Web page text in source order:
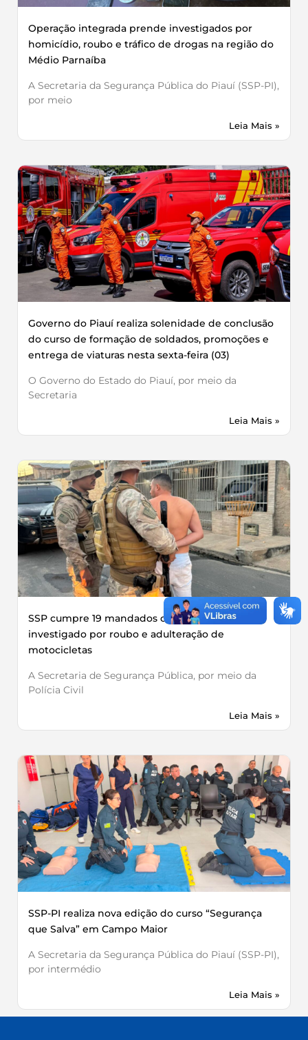
Operação integrada prende investigados por
homicídio, roubo e tráfico de drogas na região do
Médio Parnaíba
A Secretaria da Segurança Pública do Piauí (SSP-PI),
por meio
Leia Mais »
Governo do Piauí realiza solenidade de conclusão
do curso de formação de soldados, promoções e
entrega de viaturas nesta sexta-feira (03)
O Governo do Estado do Piauí, por meio da
Secretaria
Leia Mais »
SSP cumpre 19 mandados contra grupo
investigado por roubo e adulteração de
motocicletas
A Secretaria de Segurança Pública, por meio da
Polícia Civil
Leia Mais »
SSP-PI realiza nova edição do curso “Segurança
que Salva” em Campo Maior
A Secretaria da Segurança Pública do Piauí (SSP-PI),
por intermédio
Leia Mais »